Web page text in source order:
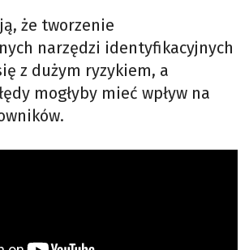
że tworzenie
narzędzi identyfikacyjnych
z dużym ryzykiem, a
mogłyby mieć wpływ na